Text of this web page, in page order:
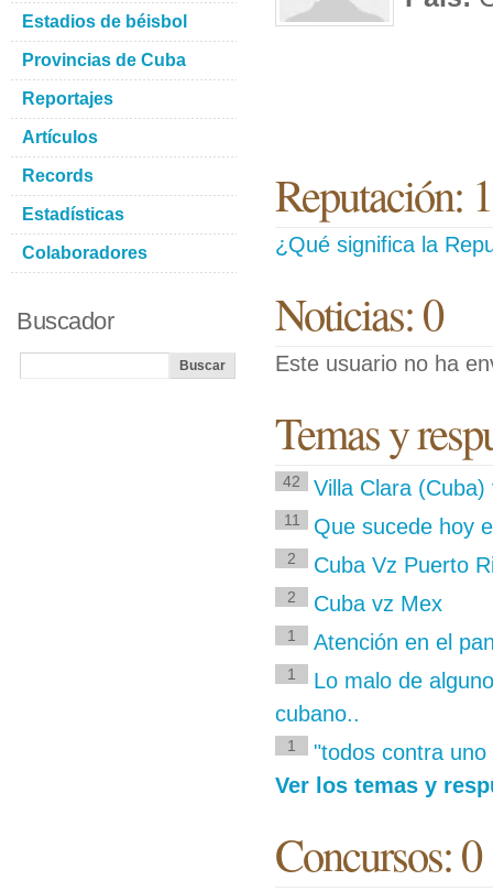
Reputación:
¿Qué significa la
Noticias: 0
Este usuario no ha
Temas y
42 Villa Clara
11 Que sucede hoy
2 Cuba Vz Puerto
2 Cuba vz Mex
1 Atención en el
1
Lo malo de
cubano..
1
"todos contra
Ver los temas y
Concursos: 0
Estadios de béisbol
Provincias de Cuba
Reportajes
Artículos
Records
Estadísticas
Colaboradores
Buscador